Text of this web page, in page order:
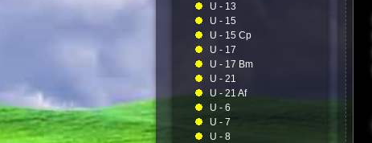
U - 13
U - 15
U - 15 Cp
U - 17
U - 17 Bm
U - 21
U - 21 Af
U - 6
U - 7
U - 8